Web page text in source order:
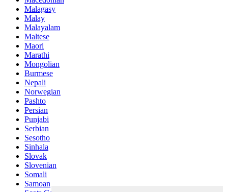
Malagasy
Malay
Malayalam
Maltese
Maori
Marathi
Mongolian
Burmese
Nepali
Norwegian
Pashto
Persian
Punjabi
Serbian
Sesotho
Sinhala
Slovak
Slovenian
Somali
Samoan